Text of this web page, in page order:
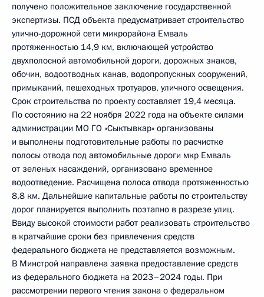
получено положительное заключение государственной
экспертизы. ПСД объекта предусматривает строительство
улично-дорожной сети микрорайона Емваль
протяженностью 14,9 км, включающей устройство
двухполосной автомобильной дороги, дорожных знаков,
обочин, водоотводных канав, водопропускных сооружений,
примыканий, пешеходных тротуаров, уличного освещения.
Срок строительства по проекту составляет 19,4 месяца.
По состоянию на 22 ноября 2022 года на объекте силами
администрации МО ГО «Сыктывкар» организованы
и выполнены подготовительные работы по расчистке
полосы отвода под автомобильные дороги мкр Емваль
от зеленых насаждений, организовано временное
водоотведение. Расчищена полоса отвода протяженностью
8,8 км. Дальнейшие капитальные работы по строительству
дорог планируется выполнить поэтапно в разрезе улиц.
Ввиду высокой стоимости работ реализовать строительство
в кратчайшие сроки без привлечения средств
федерального бюджета не представляется возможным.
В Минстрой направлена заявка предоставление средств
из федерального бюджета на 2023–2024 годы. При
рассмотрении первого чтения закона о федеральном